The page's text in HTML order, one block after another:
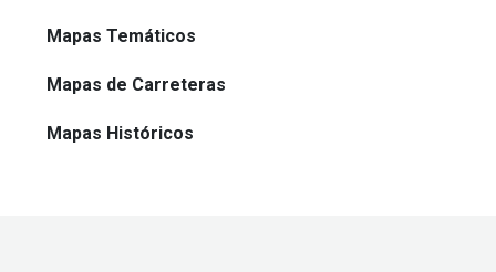
Mapas Temáticos
Mapas de Carreteras
Mapas Históricos